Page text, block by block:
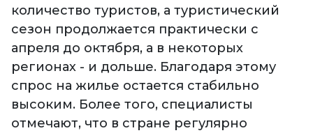
количество туристов, а туристический
сезон продолжается практически с
апреля до октября, а в некоторых
регионах - и дольше. Благодаря этому
спрос на жилье остается стабильно
высоким. Более того, специалисты
отмечают, что в стране регулярно